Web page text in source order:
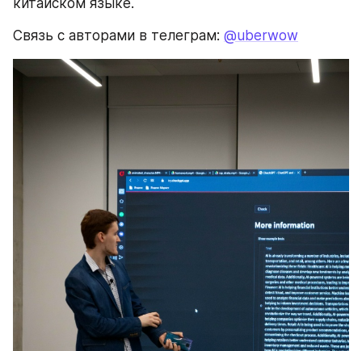
китайском языке.
Связь с авторами в телеграм: @uberwow